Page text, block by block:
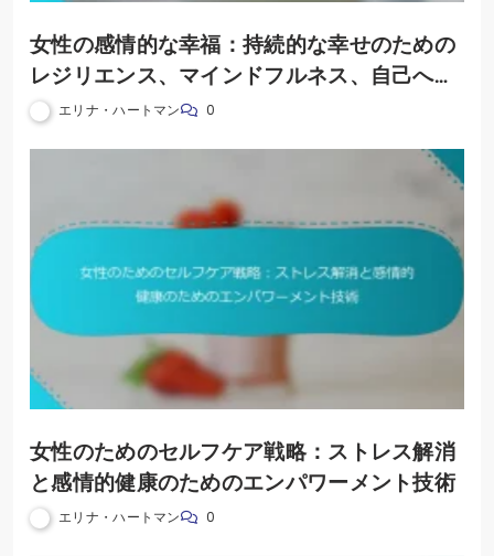
女性の感情的な幸福：持続的な幸せのための
レジリエンス、マインドフルネス、自己への
思いやりの育成
エリナ・ハートマン 0
女性のためのセルフケア戦略：ストレス解消
と感情的健康のためのエンパワーメント技術
エリナ・ハートマン 0